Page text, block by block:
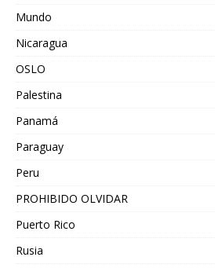
Mundo
Nicaragua
OSLO
Palestina
Panamá
Paraguay
Peru
PROHIBIDO OLVIDAR
Puerto Rico
Rusia